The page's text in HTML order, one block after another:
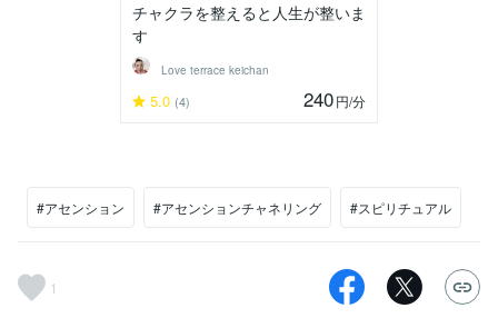
チャクラを整えると人生が整いま
す
Love terrace keichan
5.0 (4) 240円/分
#アセンション #アセンションチャネリング #スピリチュアル
1